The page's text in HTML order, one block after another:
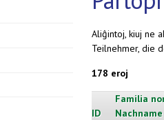
Aliĝintoj, kiuj ne
Teilnehmer, die
178 eroj
ID
Familia
Nachname